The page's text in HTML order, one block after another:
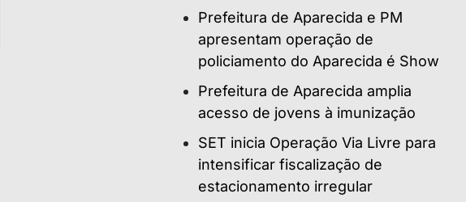
Prefeitura de Aparecida e PM
apresentam operação de
policiamento do Aparecida é Show
Prefeitura de Aparecida amplia
acesso de jovens à imunização
SET inicia Operação Via Livre para
intensificar fiscalização de
estacionamento irregular